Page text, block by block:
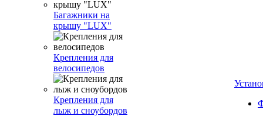
Багажники на
крышу "LUX"
Крепления для
велосипедов
Крепления для
лыж и сноубордов